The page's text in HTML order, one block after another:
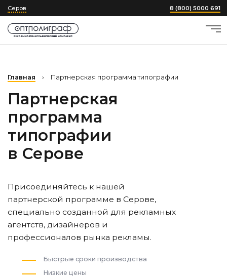
Серов 8 (800) 5000 691
Главная › Партнерская программа типографии
Партнерская
программа
типографии
в Серове
Присоединяйтесь к нашей
партнерской программе в Серове,
специально созданной для рекламных
агентств, дизайнеров и
профессионалов рынка рекламы.
Быстрые сроки производства
Низкие цены